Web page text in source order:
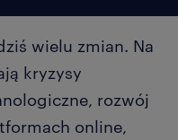
wielu zmian. Na
kryzysy
rozwój
online,